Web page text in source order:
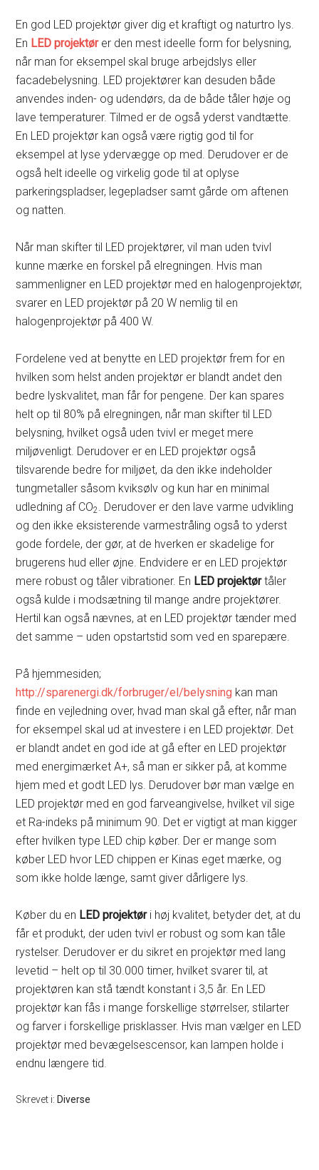
En god LED projektør giver dig et kraftigt og naturtro lys.
En LED projektører den mest ideelle form for belysning,
når man for eksempel skal bruge arbejdslys eller
facadebelysning. LED projektører kan desuden både
anvendes inden- og udendørs, da de både tåler høje og
lave temperaturer. Tilmed er de også yderst vandtætte.
En LED projektør kan også være rigtig god til for
eksempel at lyse ydervægge op med. Derudover er de
også helt ideelle og virkelig gode til at oplyse
parkeringspladser, legepladser samt gårde om aftenen
og natten.
Når man skifter til LED projektører, vil man uden tvivl
kunne mærke en forskel på elregningen. Hvis man
sammenligner en LED projektør med en halogenprojektør,
svarer en LED projektør på 20 W nemlig til en
halogenprojektør på 400 W.
Fordelene ved at benytte en LED projektør frem for en
hvilken som helst anden projektør er blandt andet den
bedre lyskvalitet, man får for pengene. Der kan spares
helt op til 80% på elregningen, når man skifter til LED
belysning, hvilket også uden tvivl er meget mere
miljøvenligt. Derudover er en LED projektør også
tilsvarende bedre for miljøet, da den ikke indeholder
tungmetaller såsom kviksølv og kun har en minimal
udledning af CO2. Derudover er den lave varme udvikling
og den ikke eksisterende varmestråling også to yderst
gode fordele, der gør, at de hverken er skadelige for
brugerens hud eller øjne. Endvidere er en LED projektør
mere robust og tåler vibrationer. En LED projektørtåler
også kulde i modsætning til mange andre projektører.
Hertil kan også nævnes, at en LED projektør tænder med
det samme – uden opstartstid som ved en sparepære.
På hjemmesiden;
http://sparenergi.dk/forbruger/el/belysning kan man
finde en vejledning over, hvad man skal gå efter, når man
for eksempel skal ud at investere i en LED projektør. Det
er blandt andet en god ide at gå efter en LED projektør
med energimærket A+, så man er sikker på, at komme
hjem med et godt LED lys. Derudover bør man vælge en
LED projektør med en god farveangivelse, hvilket vil sige
et Ra-indeks på minimum 90. Det er vigtigt at man kigger
efter hvilken type LED chip køber. Der er mange som
køber LED hvor LED chippen er Kinas eget mærke, og
som ikke holde længe, samt giver dårligere lys.
Køber du en LED projektøri høj kvalitet, betyder det, at du
får et produkt, der uden tvivl er robust og som kan tåle
rystelser. Derudover er du sikret en projektør med lang
levetid – helt op til 30.000 timer, hvilket svarer til, at
projektøren kan stå tændt konstant i 3,5 år. En LED
projektør kan fås i mange forskellige størrelser, stilarter
og farver i forskellige prisklasser. Hvis man vælger en LED
projektør med bevægelsescensor, kan lampen holde i
endnu længere tid.
Skrevet i: Diverse